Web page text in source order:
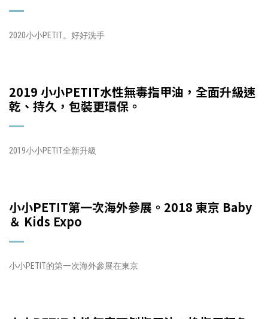
2020小小PETIT。好好洗手
2019 小小PETIT水性無毒指甲油，全面升級速
乾、持久，包裝更環保。
2019小小PETIT全新升級
小小PETIT第一次海外參展。2018 東京 Baby
＆ Kids Expo
小小PETIT的第一次海外參展在東京